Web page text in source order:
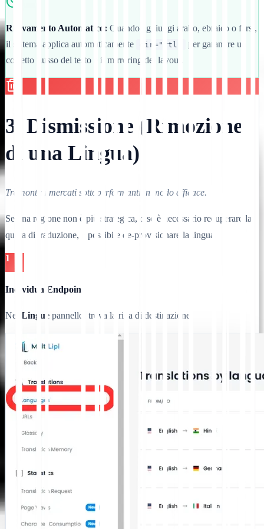
Rilevamento Automatico: Quando aggiungi arabo, ebraico o farsi,
il sistema applica automaticamente
dir="rtl"
per garantire un
corretto flusso del testo e il mirroring del layout.
3. Dismissione (Rimozione
di una Lingua)
Tramonta i mercati sottoperformanti in modo efficace.
Se una regione non è più strategica, o se è necessario recuperare la
quota di traduzione, è possibile de-provisionare la lingua.
1
Individua Endpoint
Nel Lingue pannello, trova la riga di destinazione.